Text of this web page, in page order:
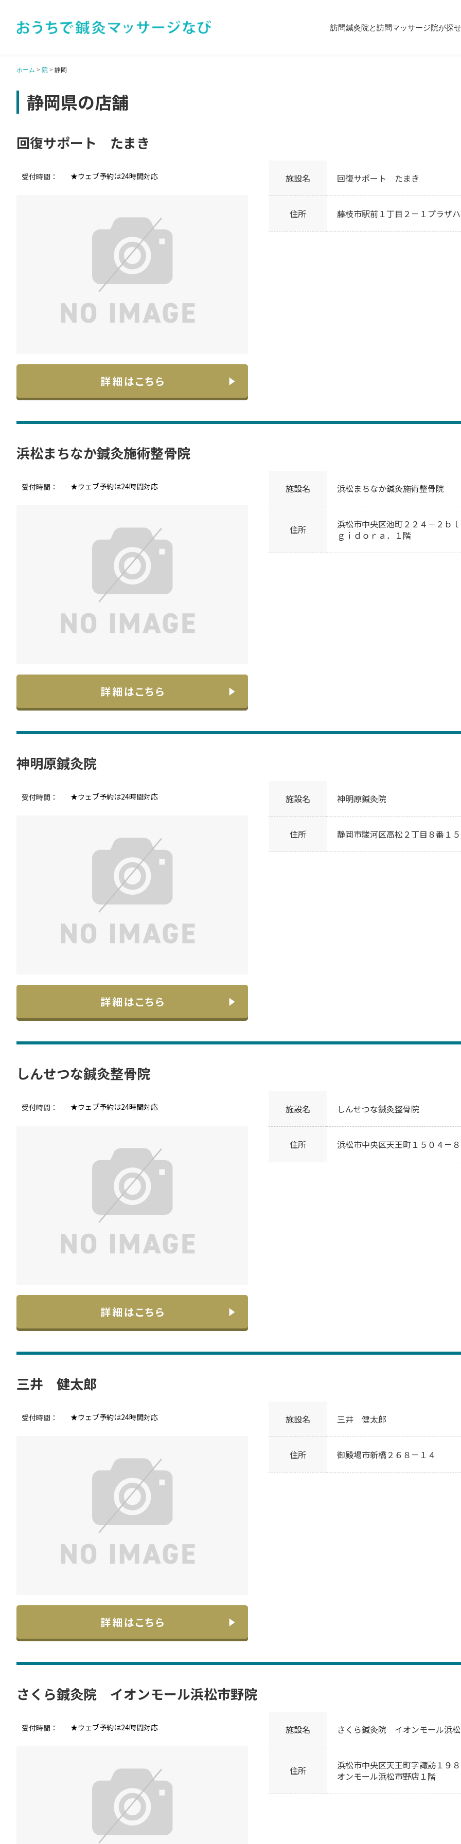
訪問鍼灸院と訪問マッサージ院が探
ホーム > 院 > 静岡
静岡県の店舗
回復サポート たまき
受付時間： ★ウェブ予約は24時間対応 施設名 回復サポート たまき
住所 藤枝市駅前１丁目２－１プラザ
浜松まちなか鍼灸施術整骨院
受付時間： ★ウェブ予約は24時間対応 施設名 浜松まちなか鍼灸施術整骨院
住所
浜松市中央区池町２２４－２ｂ
ｇｉｄｏｒａ．１階
神明原鍼灸院
受付時間： ★ウェブ予約は24時間対応 施設名 神明原鍼灸院
住所 静岡市駿河区高松２丁目８番１
しんせつな鍼灸整骨院
受付時間： ★ウェブ予約は24時間対応 施設名 しんせつな鍼灸整骨院
住所 浜松市中央区天王町１５０４－８
三井 健太郎
受付時間： ★ウェブ予約は24時間対応 施設名 三井 健太郎
住所 御殿場市新橋２６８－１４
さくら鍼灸院 イオンモール浜松市野院
受付時間： ★ウェブ予約は24時間対応 施設名 さくら鍼灸院 イオンモール浜
住所
浜松市中央区天王町字諏訪１９
オンモール浜松市野店１階